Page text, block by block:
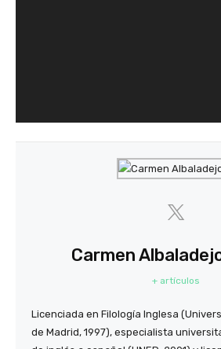
Carmen
+ artículos
Licenciada en Filología Inglesa
de Madrid, 1997), especialista